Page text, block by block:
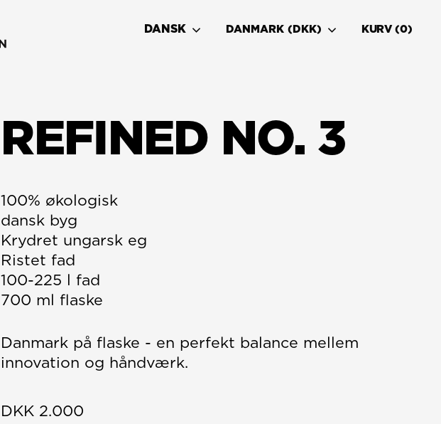
DANSK DANMARK (DKK) 0
KURV
REFINED NO. 3
100% økologisk
dansk byg
Krydret ungarsk eg
Ristet fad
100-225 l fad
700 ml flaske
Danmark på flaske - en perfekt balance mellem
innovation og håndværk.
DKK 2.000